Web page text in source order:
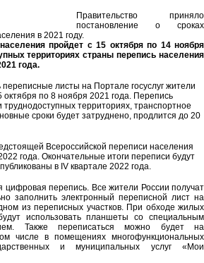
Правительство приняло
постановление о сроках
в 2021 году.
пройдет с 15 октября по 14 ноября
территориях страны перепись населения
года.
листы на Портале госуслуг жители
октября по 8 ноября 2021 года. Перепись
территориях, транспортное
сроки будет затруднено, продлится до 20
Всероссийской переписи населения
года. Окончательные итоги переписи будут
в IV квартале 2022 года.
цифровая перепись. Все жители России получат
заполнить электронный переписной лист на
из переписных участков. При обходе жилых
использовать планшеты со специальным
Также переписаться можно будет на
числе в помещениях многофункциональных
и муниципальных услуг «Мои